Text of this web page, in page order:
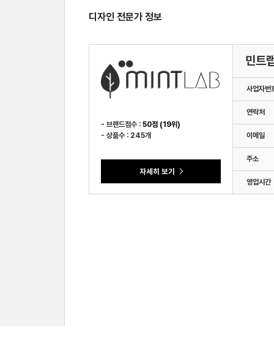
디자인 전문가 정보
- 브랜드점수 : 50점 (19위)
- 상품수 : 245개
민트
사업자번
연락처
이메일
주소
영업시간